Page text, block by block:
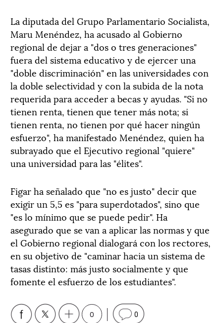
La diputada del Grupo Parlamentario Socialista,
Maru Menéndez, ha acusado al Gobierno
regional de dejar a "dos o tres generaciones"
fuera del sistema educativo y de ejercer una
"doble discriminación" en las universidades con
la doble selectividad y con la subida de la nota
requerida para acceder a becas y ayudas. "Si no
tienen renta, tienen que tener más nota; si
tienen renta, no tienen por qué hacer ningún
esfuerzo", ha manifestado Menéndez, quien ha
subrayado que el Ejecutivo regional "quiere"
una universidad para las "élites".
Figar ha señalado que "no es justo" decir que
exigir un 5,5 es "para superdotados", sino que
"es lo mínimo que se puede pedir". Ha
asegurado que se van a aplicar las normas y que
el Gobierno regional dialogará con los rectores,
en su objetivo de "caminar hacia un sistema de
tasas distinto: más justo socialmente y que
fomente el esfuerzo de los estudiantes".
0 0